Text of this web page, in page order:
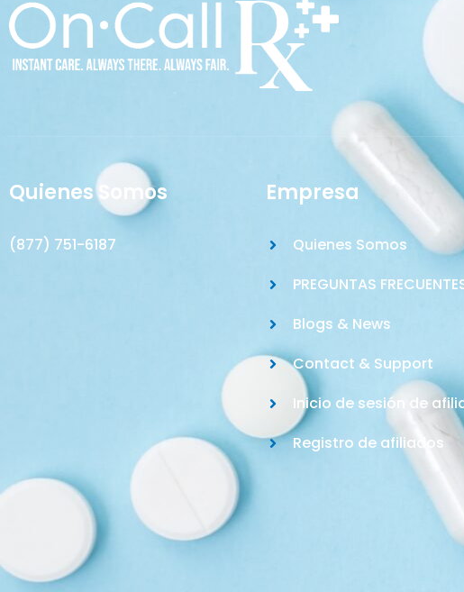
Quienes Somos
(877) 751-6187
Empresa
Quienes Somos
PREGUNTAS
Blogs & News
Contact & Support
Inicio de sesión de
Registro de afiliados